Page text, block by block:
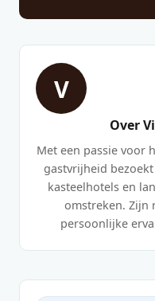
V
Over
Met een passie voor
gastvrijheid
kasteelhotels en
omstreken. Zijn
persoonlijke